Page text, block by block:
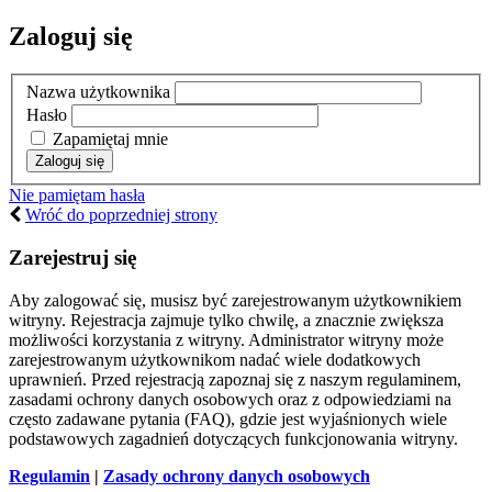
Zaloguj się
Nazwa użytkownika
Hasło
Zapamiętaj mnie
Nie pamiętam hasła
Wróć do poprzedniej strony
Zarejestruj się
Aby zalogować się, musisz być zarejestrowanym użytkownikiem
witryny. Rejestracja zajmuje tylko chwilę, a znacznie zwiększa
możliwości korzystania z witryny. Administrator witryny może
zarejestrowanym użytkownikom nadać wiele dodatkowych
uprawnień. Przed rejestracją zapoznaj się z naszym regulaminem,
zasadami ochrony danych osobowych oraz z odpowiedziami na
często zadawane pytania (FAQ), gdzie jest wyjaśnionych wiele
podstawowych zagadnień dotyczących funkcjonowania witryny.
Regulamin | Zasady ochrony danych osobowych